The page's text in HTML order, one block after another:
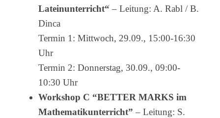
Lateinunterricht“ – Leitung: A. Rabl / B.
Dinca
Termin 1: Mittwoch, 29.09., 15:00-16:30
Uhr
Termin 2: Donnerstag, 30.09., 09:00-
10:30 Uhr
Workshop C “BETTER MARKS im
Mathematikunterricht” – Leitung: S.